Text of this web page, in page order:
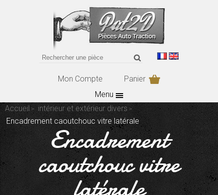
Mon Compte
Panier
Menu
Accueil
intérieur et extérieur divers
Encadrement caoutchouc vitre latérale
Encadrement
caoutchouc vitre
latérale